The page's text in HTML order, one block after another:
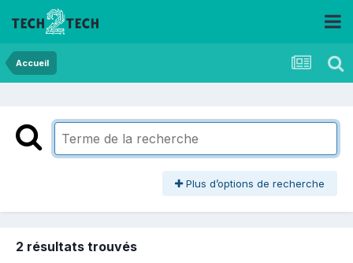
Accueil
Plus d’options de recherche
2 résultats trouvés